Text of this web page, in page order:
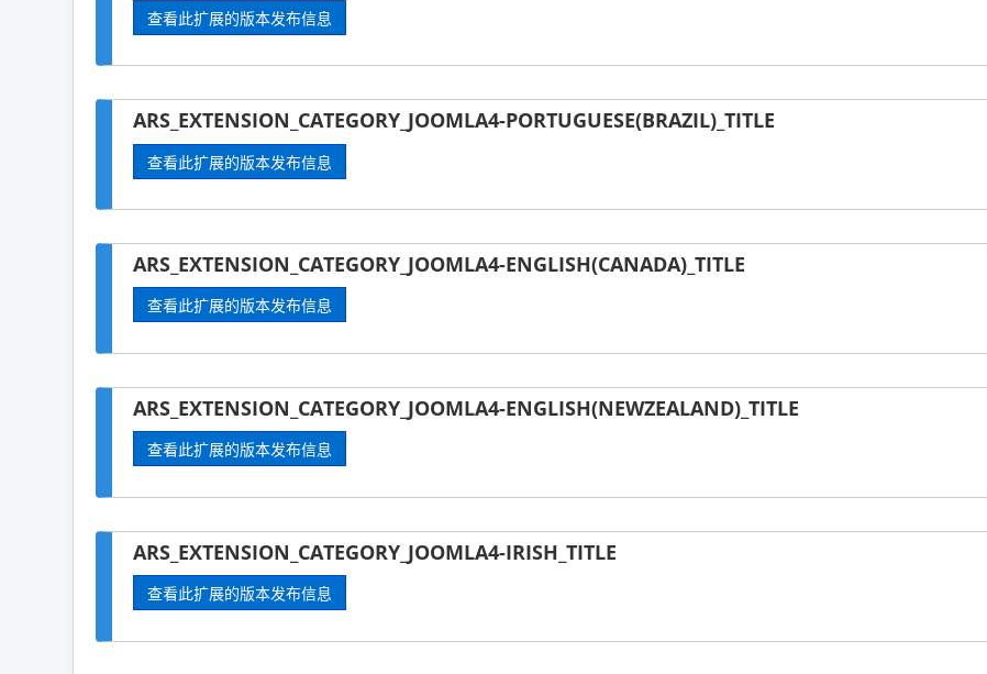
查看此扩展的版本发布信息
ARS_EXTENSION_CATEGORY_JOOMLA4-PORTUGUESE(BRAZIL)_TITLE
查看此扩展的版本发布信息
ARS_EXTENSION_CATEGORY_JOOMLA4-ENGLISH(CANADA)_TITLE
查看此扩展的版本发布信息
ARS_EXTENSION_CATEGORY_JOOMLA4-ENGLISH(NEWZEALAND)_TITLE
查看此扩展的版本发布信息
ARS_EXTENSION_CATEGORY_JOOMLA4-IRISH_TITLE
查看此扩展的版本发布信息